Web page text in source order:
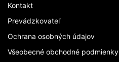
Kontakt
Prevádzkovateľ
Ochrana osobných údajov
Všeobecné obchodné podmienky